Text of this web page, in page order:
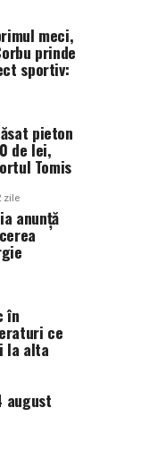
meci,
prinde
sportiv:
pieton
de lei,
Tomis
zile
anunță
în
ce
la alta
august